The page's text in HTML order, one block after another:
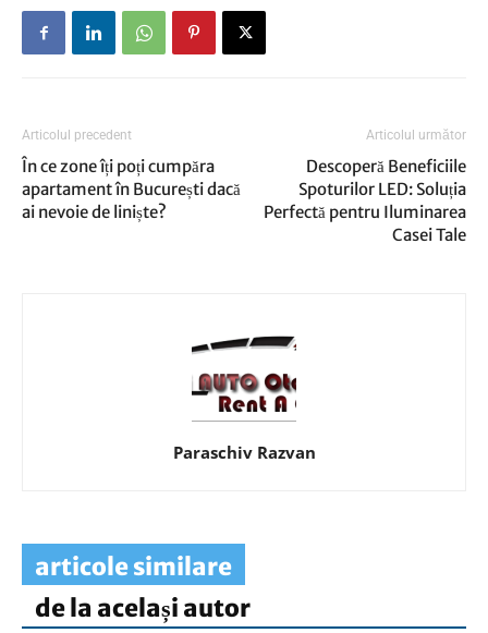
Articolul precedent
În ce zone îți poți cumpăra
apartament în București dacă
ai nevoie de liniște?
Articolul următor
Descoperă Beneficiile
Spoturilor LED: Soluția
Perfectă pentru Iluminarea
Casei Tale
Paraschiv Razvan
articole similare
de la același autor